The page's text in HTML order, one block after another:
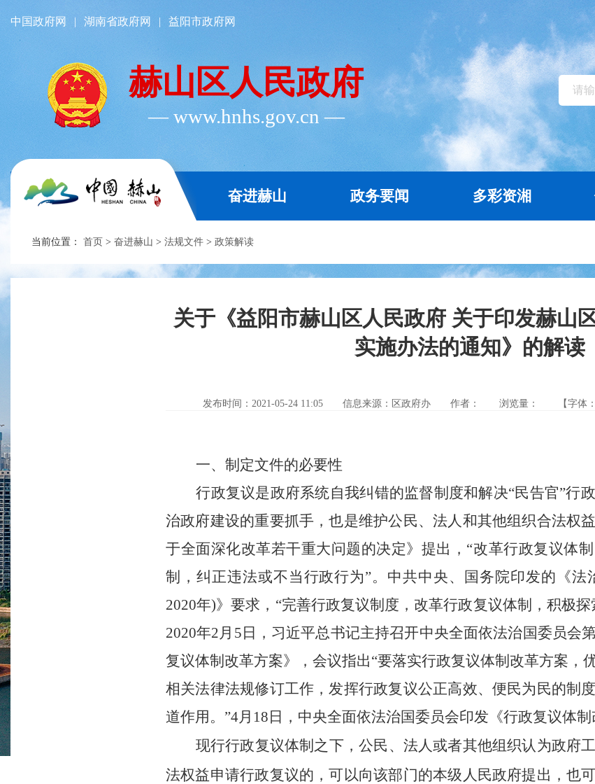
中国政府网 | 湖南省政府网 | 益阳市政府网
赫山区人民政府
― www.hnhs.gov.cn ―
奋进赫山 政务要闻 多彩资湘
当前位置： 首页 > 奋进赫山 > 法规文件 > 政策解读
关于《益阳市赫山区人民政府 关于印发赫山
实施办法的通知》的解读
发布时间：2021-05-24 11:05 信息来源：区政府办 作者： 浏览量： 【字体：
一、制定文件的必要性
行政复议是政府系统自我纠错的监督制度和解决“民告官”行
治政府建设的重要抓手，也是维护公民、法人和其他组织合法权
于全面深化改革若干重大问题的决定》提出，“改革行政复议体
制，纠正违法或不当行政行为”。中共中央、国务院印发的《法
2020年)》要求，“完善行政复议制度，改革行政复议体制，积极探
2020年2月5日，习近平总书记主持召开中央全面依法治国委员会
复议体制改革方案》，会议指出“要落实行政复议体制改革方案，
相关法律法规修订工作，发挥行政复议公正高效、便民为民的制
道作用。”4月18日，中央全面依法治国委员会印发《行政复议体制
现行行政复议体制之下，公民、法人或者其他组织认为政府
法权益申请行政复议的，可以向该部门的本级人民政府提出，也